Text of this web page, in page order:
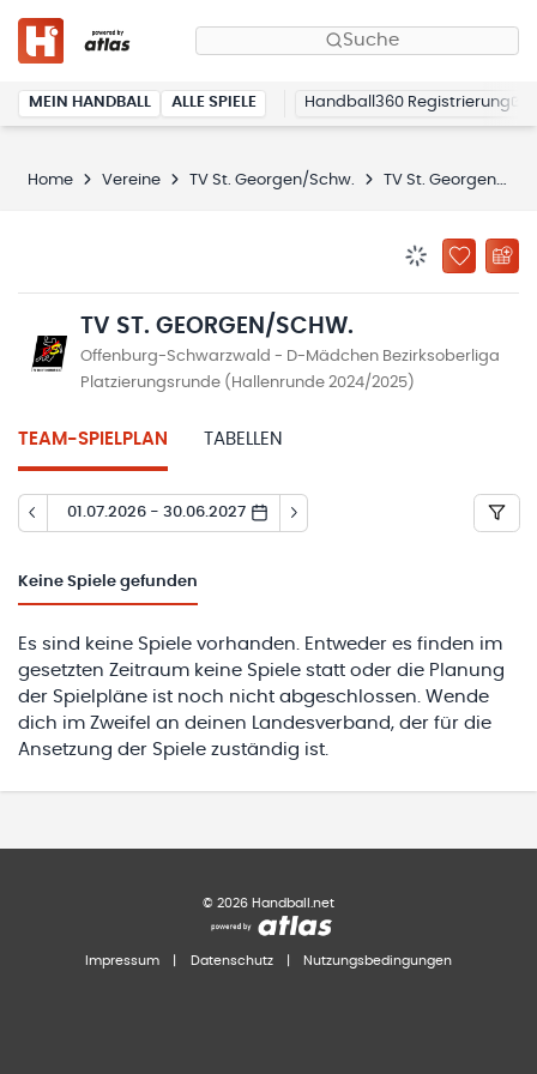
Suche
MEIN HANDBALL ALLE SPIELE Handball360 Registrierung
Home Vereine TV St. Georgen/Schw. TV St. Georgen/Schw.
ZU
TV ST. GEORGEN/SCHW.
Offenburg-Schwarzwald - D-Mädchen Bezirksoberliga
Platzierungsrunde (Hallenrunde 2024/2025)
TEAM-SPIELPLAN TABELLEN
01.07.2026 - 30.06.2027
Keine Spiele gefunden
Es sind keine Spiele vorhanden. Entweder es finden im
gesetzten Zeitraum keine Spiele statt oder die Planung
der Spielpläne ist noch nicht abgeschlossen. Wende
dich im Zweifel an deinen Landesverband, der für die
Ansetzung der Spiele zuständig ist.
© 2026 Handball.net
Impressum Datenschutz Nutzungsbedingungen